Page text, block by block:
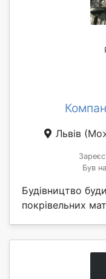
Львів
Був
Будівництво
покрівельних